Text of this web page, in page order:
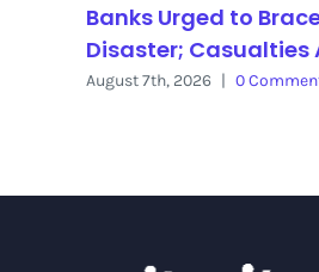
Banks Urged to
Disaster; Casualties
August 7th, 2026 | 0